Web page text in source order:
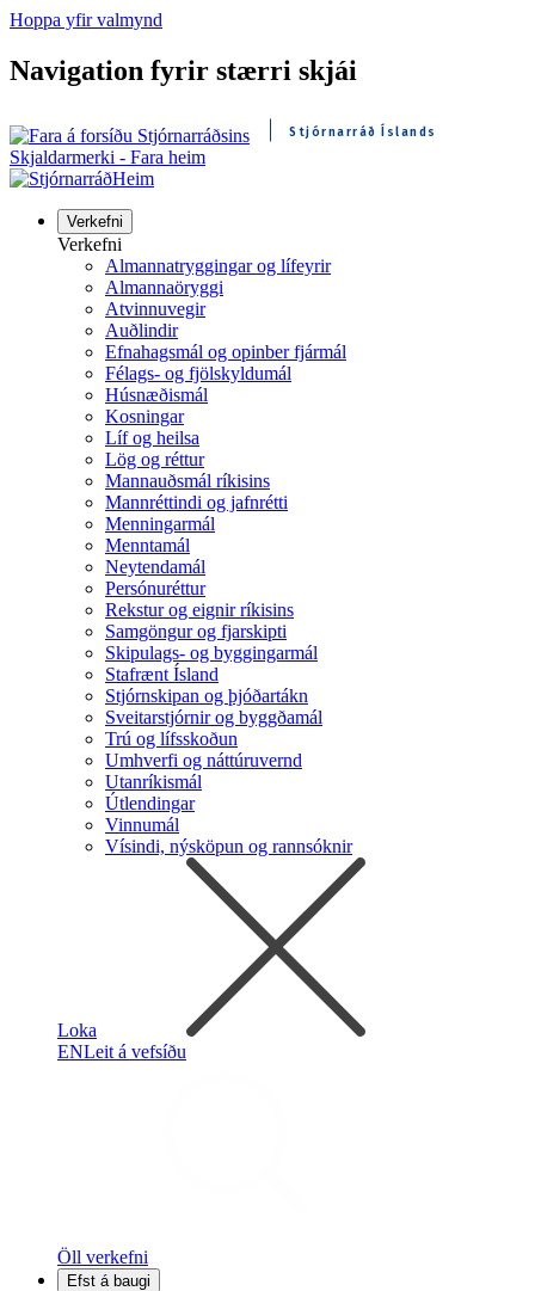
Hoppa yfir valmynd
Navigation fyrir stærri skjái
Stjórnarráð Íslands
Skjaldarmerki - Fara heim
Heim
Verkefni
Verkefni
Almannatryggingar og lífeyrir
Almannaöryggi
Atvinnuvegir
Auðlindir
Efnahagsmál og opinber fjármál
Félags- og fjölskyldumál
Húsnæðismál
Kosningar
Líf og heilsa
Lög og réttur
Mannauðsmál ríkisins
Mannréttindi og jafnrétti
Menningarmál
Menntamál
Neytendamál
Persónuréttur
Rekstur og eignir ríkisins
Samgöngur og fjarskipti
Skipulags- og byggingarmál
Stafrænt Ísland
Stjórnskipan og þjóðartákn
Sveitarstjórnir og byggðamál
Trú og lífsskoðun
Umhverfi og náttúruvernd
Utanríkismál
Útlendingar
Vinnumál
Vísindi, nýsköpun og rannsóknir
Loka
ENLeit á vefsíðu
Öll verkefni
Efst á baugi